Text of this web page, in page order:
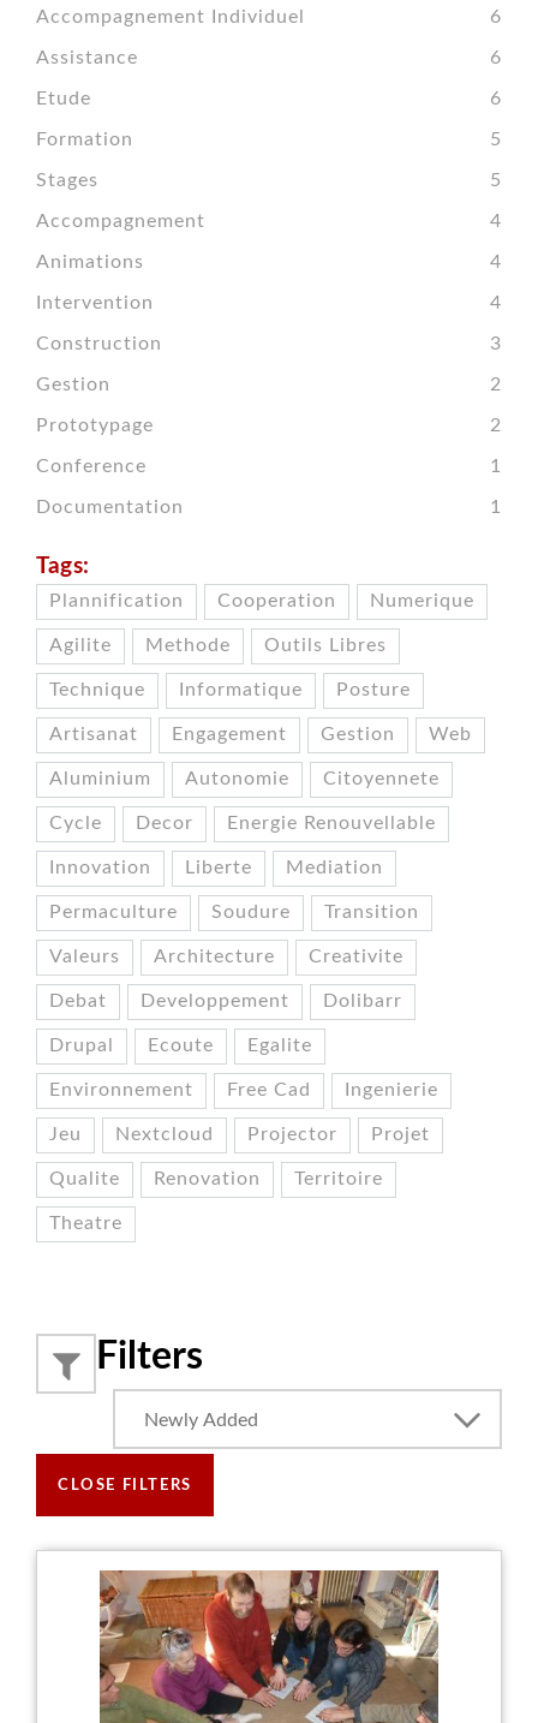
Accompagnement Individuel 6
Assistance 6
Etude 6
Formation 5
Stages 5
Accompagnement 4
Animations 4
Intervention 4
Construction 3
Gestion 2
Prototypage 2
Conference 1
Documentation 1
Tags:
Plannification Cooperation Numerique
Agilite Methode Outils Libres
Technique Informatique Posture
Artisanat Engagement Gestion Web
Aluminium Autonomie Citoyennete
Cycle Decor Energie Renouvellable
Innovation Liberte Mediation
Permaculture Soudure Transition
Valeurs Architecture Creativite
Debat Developpement Dolibarr
Drupal Ecoute Egalite
Environnement Free Cad Ingenierie
Jeu Nextcloud Projector Projet
Qualite Renovation Territoire
Theatre
Filters
Newly Added
CLOSE FILTERS